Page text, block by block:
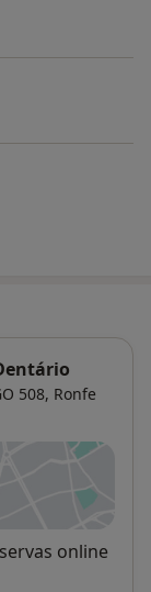
508, Ronfe
separador
online